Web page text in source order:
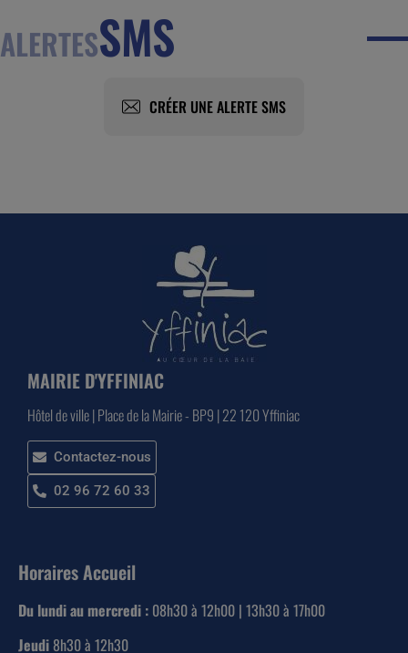
ALERTESSMS
CRÉER UNE ALERTE SMS
MAIRIE D'YFFINIAC
Hôtel de ville | Place de la Mairie - BP9 | 22 120 Yffiniac
Contactez-nous
02 96 72 60 33
Horaires Accueil
Du lundi au mercredi : 08h30 à 12h00 | 13h30 à 17h00
Jeudi 8h30 à 12h30